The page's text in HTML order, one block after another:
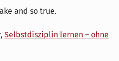
and so true.
Selbstdisziplin lernen – ohne